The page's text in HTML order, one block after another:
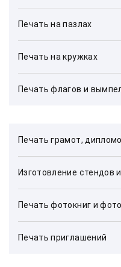
Печать на пазлах
Печать на кружках
Печать флагов и
Печать грамот,
Изготовление стендов
Печать фотокниг и
Печать приглашений